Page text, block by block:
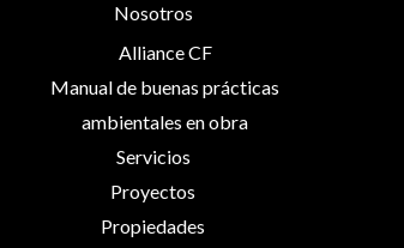
Nosotros
Alliance CF
Manual de buenas prácticas
ambientales en obra
Servicios
Proyectos
Propiedades